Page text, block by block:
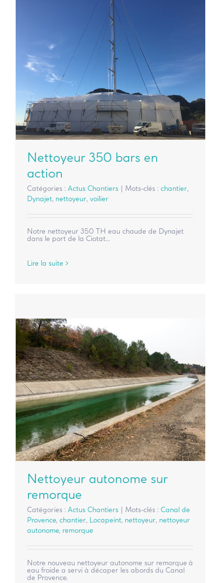
Nettoyeur 350 bars en
action
Catégories : Actus Chantiers | Mots-clés : chantier,
Dynajet, nettoyeur, voilier
Notre nettoyeur 350 TH eau chaude de Dynajet
dans le port de la Ciotat...
Lire la suite
Nettoyeur autonome sur
remorque
Catégories : Actus Chantiers | Mots-clés : Canal de
Provence, chantier, Locapeint, nettoyeur, nettoyeur
autonome, remorque
Notre nouveau nettoyeur autonome sur remorque à
eau froide a servi à décaper les abords du Canal
de Provence.